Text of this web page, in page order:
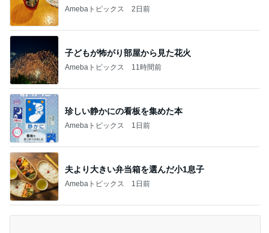
Amebaトピックス 2日前
子どもが怖がり部屋から見た花火
Amebaトピックス 11時間前
珍しい静かにの看板を集めた本
Amebaトピックス 1日前
夫より大きい弁当箱を選んだ小1息子
Amebaトピックス 1日前